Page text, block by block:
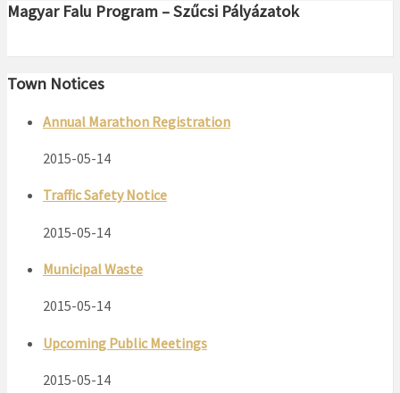
Magyar Falu Program – Szűcsi Pályázatok
Town Notices
Annual Marathon Registration
2015-05-14
Traffic Safety Notice
2015-05-14
Municipal Waste
2015-05-14
Upcoming Public Meetings
2015-05-14